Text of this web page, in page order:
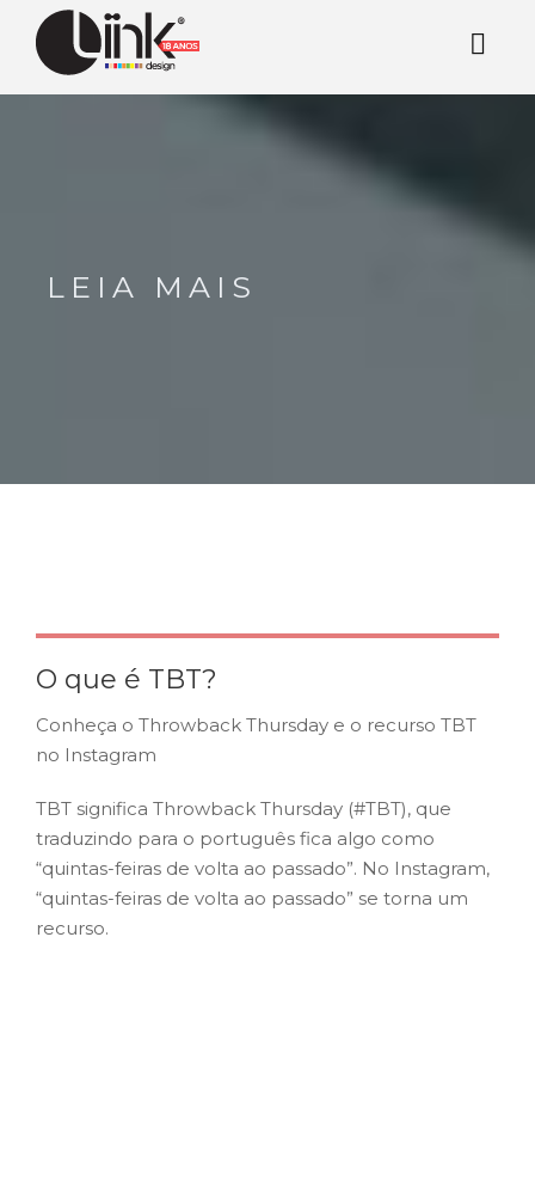
LEIA MAIS
O que é TBT?
Conheça o Throwback Thursday e o recurso TBT
no Instagram
TBT significa Throwback Thursday (#TBT), que
traduzindo para o português fica algo como
“quintas-feiras de volta ao passado”. No Instagram,
“quintas-feiras de volta ao passado” se torna um
recurso.